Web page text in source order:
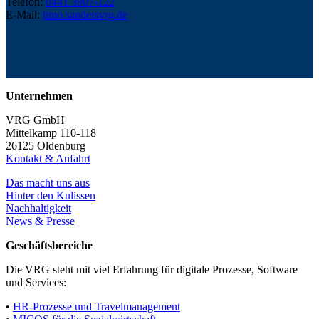
E-Mail: timo.sandersvrg.de
Unternehmen
VRG GmbH
Mittelkamp 110-118
26125 Oldenburg
Kontakt & Anfahrt
Das macht uns aus
Hinter den Kulissen
Nachhaltigkeit
News & Presse
Geschäftsbereiche
Die VRG steht mit viel Erfahrung für digitale Prozesse, Software
und Services:
• HR-Prozesse und Travelmanagement